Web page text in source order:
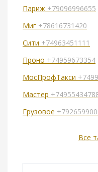
Париж +79096996655
Миг +78616731420
Сити +74963451111
Проно +74959673354
МосПрофТакси
Мастер
Грузовое
Все